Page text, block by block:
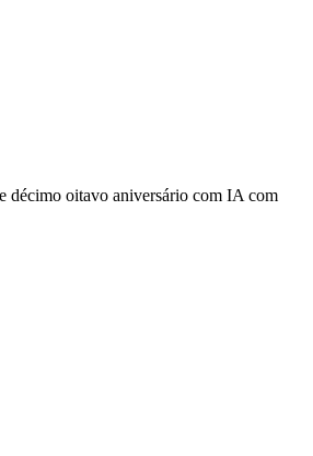
décimo oitavo aniversário com IA com